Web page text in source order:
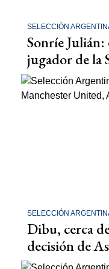
SELECCIÓN
Sonríe
jugador de la
SELECCIÓN
Dibu, cerca
decisión de